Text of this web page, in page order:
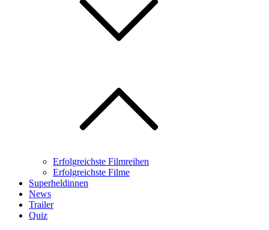
Erfolgreichste Filmreihen
Erfolgreichste Filme
Superheldinnen
News
Trailer
Quiz